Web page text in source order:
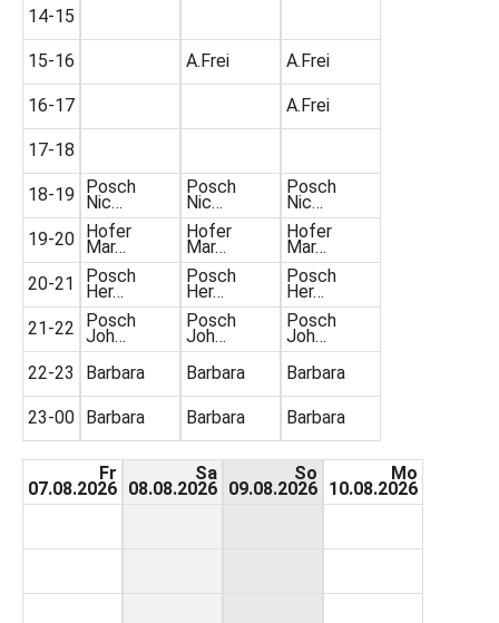
14-15
15-16
16-17
17-18
18-19
19-20
20-21
21-22
22-23
23-00
Posch
Nic…
Hofer
Mar…
Posch
Her…
Posch
Joh…
Barbara
Barbara
A.Frei
Posch
Nic…
Hofer
Mar…
Posch
Her…
Posch
Joh…
Barbara
Barbara
A.Frei
A.Frei
Posch
Nic…
Hofer
Mar…
Posch
Her…
Posch
Joh…
Barbara
Barbara
Fr
07.08.2026
Sa
08.08.2026
So
09.08.2026
Mo
10.08.2026